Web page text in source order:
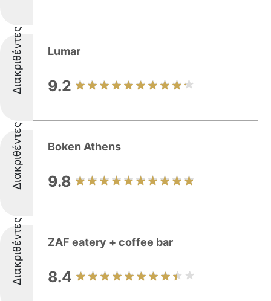
Διακριθέντες Lumar
9.2
Διακριθέντες Boken Athens
9.8
Διακριθέντες ZAF eatery + coffee bar
8.4